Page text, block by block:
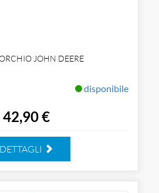
JOHN DEERE
disponibile
42,90 €
DETTAGLI